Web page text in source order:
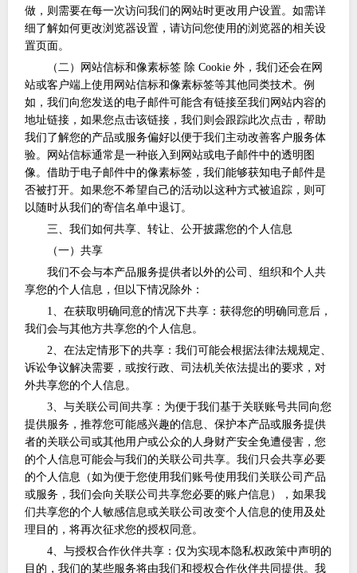
做，则需要在每一次访问我们的网站时更改用户设置。如需详
细了解如何更改浏览器设置，请访问您使用的浏览器的相关设
置页面。
（二）网站信标和像素标签 除 Cookie 外，我们还会在网
站或客户端上使用网站信标和像素标签等其他同类技术。例
如，我们向您发送的电子邮件可能含有链接至我们网站内容的
地址链接，如果您点击该链接，我们则会跟踪此次点击，帮助
我们了解您的产品或服务偏好以便于我们主动改善客户服务体
验。网站信标通常是一种嵌入到网站或电子邮件中的透明图
像。借助于电子邮件中的像素标签，我们能够获知电子邮件是
否被打开。如果您不希望自己的活动以这种方式被追踪，则可
以随时从我们的寄信名单中退订。
三、我们如何共享、转让、公开披露您的个人信息
（一）共享
我们不会与本产品服务提供者以外的公司、组织和个人共
享您的个人信息，但以下情况除外：
1、在获取明确同意的情况下共享：获得您的明确同意后，
我们会与其他方共享您的个人信息。
2、在法定情形下的共享：我们可能会根据法律法规规定、
诉讼争议解决需要，或按行政、司法机关依法提出的要求，对
外共享您的个人信息。
3、与关联公司间共享：为便于我们基于关联账号共同向您
提供服务，推荐您可能感兴趣的信息、保护本产品或服务提供
者的关联公司或其他用户或公众的人身财产安全免遭侵害，您
的个人信息可能会与我们的关联公司共享。我们只会共享必要
的个人信息（如为便于您使用我们账号使用我们关联公司产品
或服务，我们会向关联公司共享您必要的账户信息），如果我
们共享您的个人敏感信息或关联公司改变个人信息的使用及处
理目的，将再次征求您的授权同意。
4、与授权合作伙伴共享：仅为实现本隐私权政策中声明的
目的，我们的某些服务将由我们和授权合作伙伴共同提供。我